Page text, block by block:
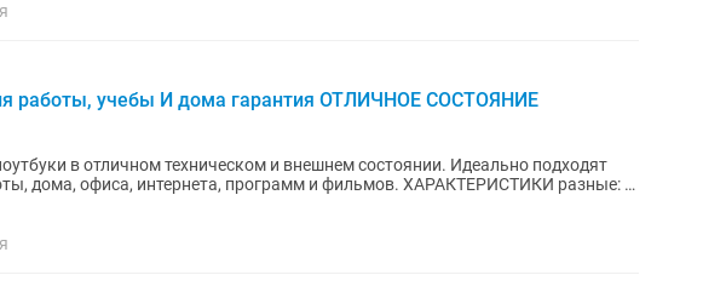
работы, учебы И дома гарантия ОТЛИЧНОЕ СОСТОЯНИЕ
в отличном техническом и внешнем состоянии. Идеально подходят
офиса, интернета, программ и фильмов. ХАРАКТЕРИСТИКИ разные: -